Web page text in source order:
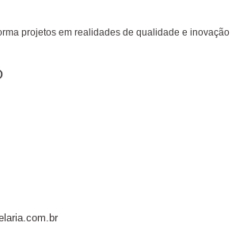
projetos em realidades de qualidade e inovação